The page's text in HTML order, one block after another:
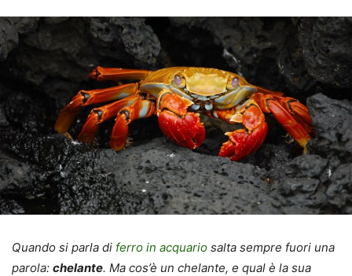
Quando si parla di ferro in acquario salta sempre fuori una
parola: chelante. Ma cos’è un chelante, e qual è la sua